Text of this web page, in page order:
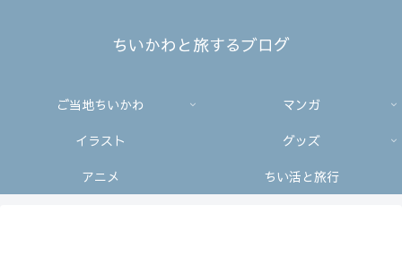
ちいかわと旅するブログ
ご当地ちいかわ
マンガ
イラスト
グッズ
アニメ
ちい活と旅行